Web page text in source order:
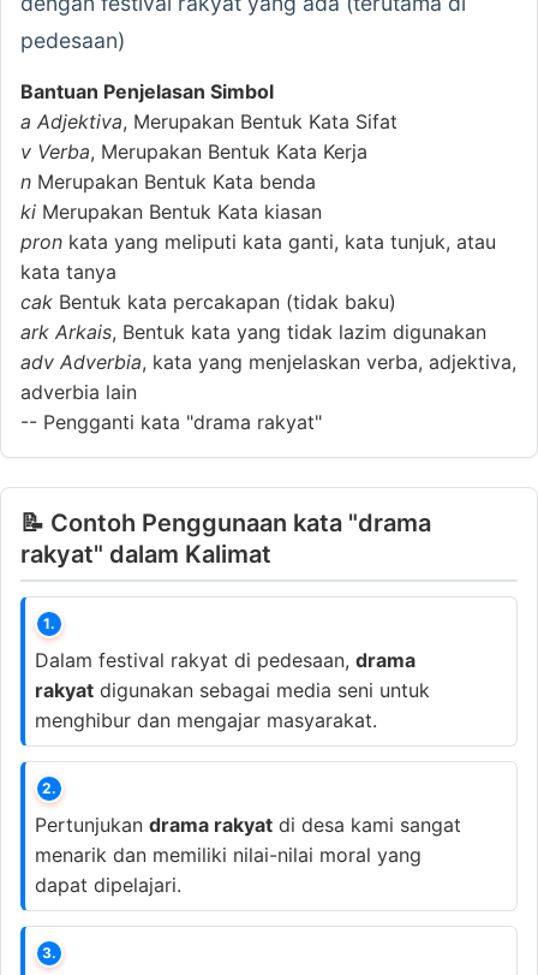
pedesaan)
Bantuan Penjelasan Simbol
a Adjektiva, Merupakan Bentuk Kata Sifat
v Verba, Merupakan Bentuk Kata Kerja
n Merupakan Bentuk Kata benda
ki Merupakan Bentuk Kata kiasan
pron kata yang meliputi kata ganti, kata tunjuk, atau
kata tanya
cak Bentuk kata percakapan (tidak baku)
ark Arkais, Bentuk kata yang tidak lazim digunakan
adv Adverbia, kata yang menjelaskan verba, adjektiva,
adverbia lain
-- Pengganti kata "drama rakyat"
📝 Contoh Penggunaan kata "drama
rakyat" dalam Kalimat
1.
Dalam festival rakyat di pedesaan, drama
rakyat digunakan sebagai media seni untuk
menghibur dan mengajar masyarakat.
2.
Pertunjukan drama rakyat di desa kami sangat
menarik dan memiliki nilai-nilai moral yang
dapat dipelajari.
3.